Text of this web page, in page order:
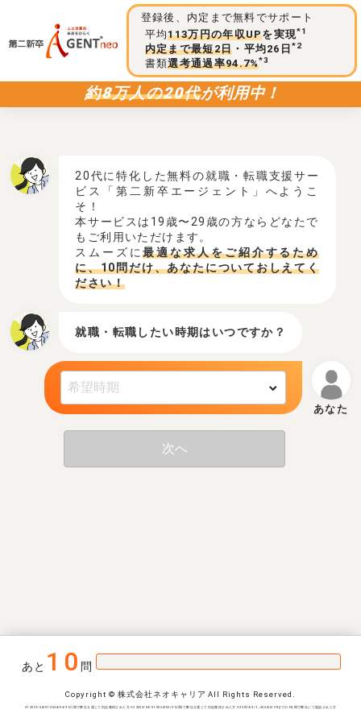
登録後、内定まで無料でサポート
平均113万円の年収UPを実現*1
内定まで最短2日 ・平均26日*2
書類選考通過率94.7%*3
約8万人の20代が利用中！
20代に特化した無料の就職・転職支援サー
ビス「第二新卒エージェント」へようこ
そ！
本サービスは19歳〜29歳の方ならどなたで
もご利用いただけます。
スムーズに最適な求人をご紹介するため
に、10問だけ、あなたについておしえてく
ださい！
就職・転職したい時期はいつですか？
次へ
あと 10 問
Copyright © 株式会社ネオキャリア All Rights Reserved.
※1 2021/04/01-2024/03/31の間で弊社を通じて内定獲得された方 ※2 2023/03/01-2024/02/31の間で弊社を通じて内定獲得された方 ※3 2023/3/1~2024/2/29までの1年間で弊社にて面談された方